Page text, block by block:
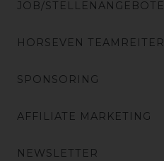
JOB/STELLENANGEBOTE
HORSEVEN TEAMREITER
SPONSORING
AFFILIATE MARKETING
NEWSLETTER